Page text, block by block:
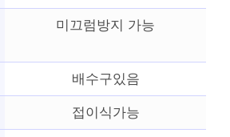
미끄럼방지 가능
배수구있음
접이식가능